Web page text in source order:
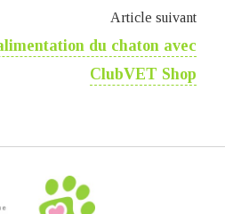
Article suivant
du chaton avec
ClubVET Shop